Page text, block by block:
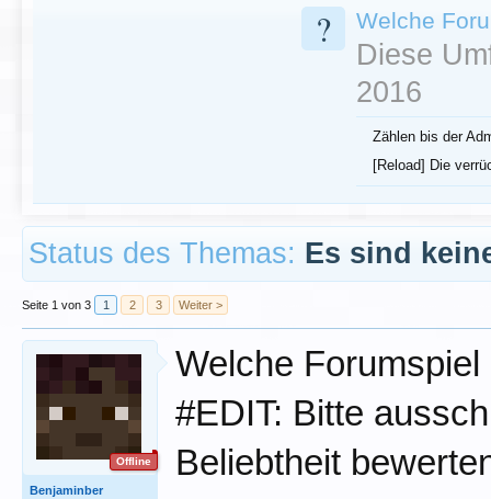
? Welche
Diese
2016
Zählen bis der
[Reload] Die
Status des Themas: Es sind
Seite 1 von 3 1 2 3 Weiter >
Offline
Benjaminber
Welche
#EDIT: Bitte
Beliebtheit